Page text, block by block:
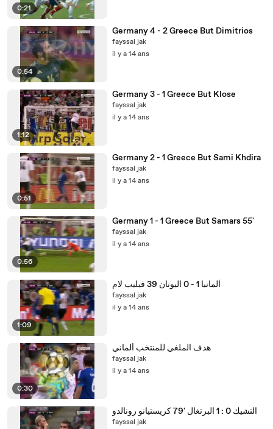
0:21
0:54
Germany 4 - 2 Greece But Dimitrios
fayssal jak
il y a 14 ans
1:12
Germany 3 - 1 Greece But Klose
fayssal jak
il y a 14 ans
0:51
Germany 2 - 1 Greece But Sami Khdira
fayssal jak
il y a 14 ans
0:56
Germany 1 - 1 Greece But Samars 55'
fayssal jak
il y a 14 ans
1:09
ألمانيا 1 - 0 اليونان 39 فيليب لام
fayssal jak
il y a 14 ans
0:30
هدف الملغي للمنتخب ألماني
fayssal jak
il y a 14 ans
التشيك 0 : 1 البرتغال '79 كريستيانو رونالدو
fayssal jak